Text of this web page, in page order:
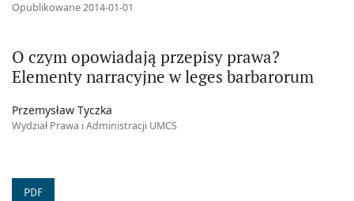
O czym opowiadają przepisy prawa?
Elementy narracyjne w leges barbarorum
Opublikowane 2014-01-01
Przemysław Tyczka
Wydział Prawa i Administracji UMCS
PDF